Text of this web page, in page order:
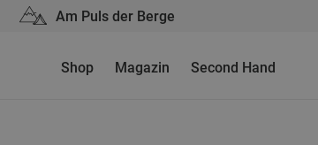
Am Puls der Berge
Shop Magazin Second Hand